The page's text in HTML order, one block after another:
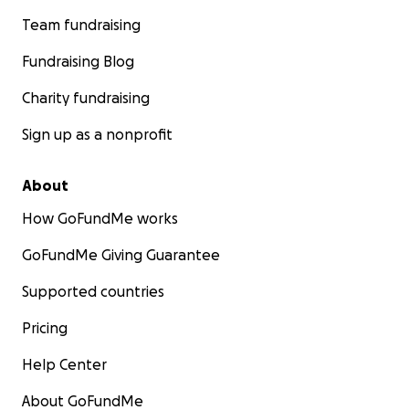
Team fundraising
Fundraising Blog
Charity fundraising
Sign up as a nonprofit
About
How GoFundMe works
GoFundMe Giving Guarantee
Supported countries
Pricing
Help Center
About GoFundMe